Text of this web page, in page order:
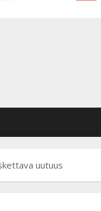
uutuus